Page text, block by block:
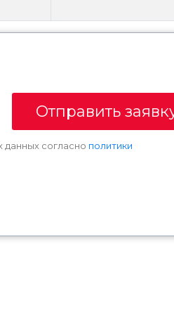
Отправить
согласно политики